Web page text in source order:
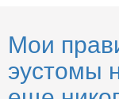
Мои
эустомы